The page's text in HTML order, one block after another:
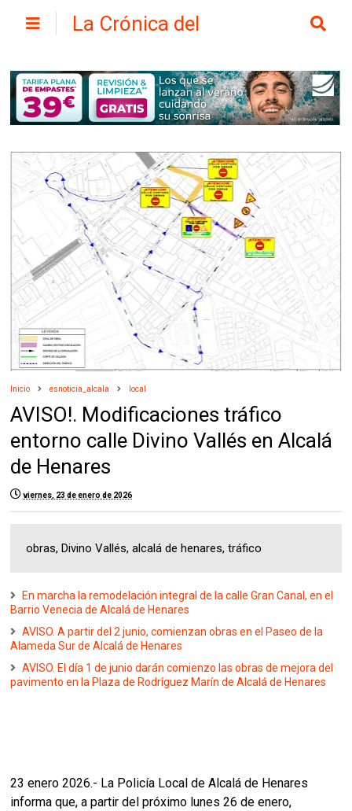
La Crónica del
Inicio esnoticia_alcala local
AVISO!. Modificaciones tráfico
entorno calle Divino Vallés en Alcalá
de Henares
viernes, 23 de enero de 2026
obras, Divino Vallés, alcalá de henares, tráfico
En marcha la remodelación integral de la calle Gran Canal, en el
Barrio Venecia de Alcalá de Henares
AVISO. A partir del 2 junio, comienzan obras en el Paseo de la
Alameda Sur de Alcalá de Henares
AVISO. El día 1 de junio darán comienzo las obras de mejora del
pavimento en la Plaza de Rodríguez Marín de Alcalá de Henares
23 enero 2026.- La Policía Local de Alcalá de Henares
informa que, a partir del próximo lunes 26 de enero,